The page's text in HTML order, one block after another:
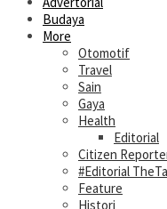
Budaya
More
Otomotif
Travel
Sain
Gaya
Health
Editorial
Citizen
#Editorial
Feature
Histori